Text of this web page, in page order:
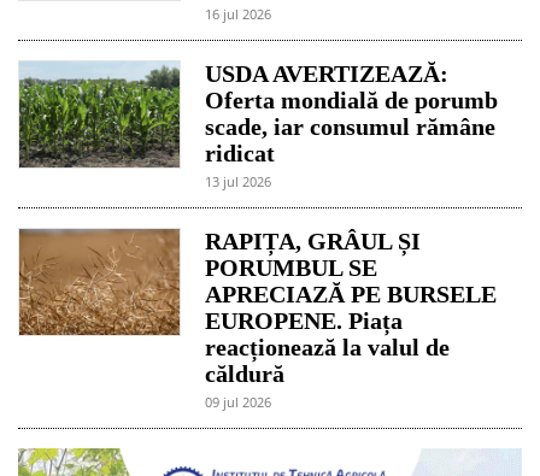
16 jul 2026
USDA AVERTIZEAZĂ:
Oferta mondială de porumb
scade, iar consumul rămâne
ridicat
13 jul 2026
RAPIȚA, GRÂUL ȘI
PORUMBUL SE
APRECIAZĂ PE BURSELE
EUROPENE. Piața
reacționează la valul de
căldură
09 jul 2026